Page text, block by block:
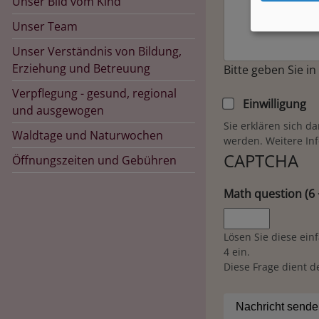
Unser Team
Unser Verständnis von Bildung,
Erziehung und Betreuung
Verpflegung - gesund, regional
und ausgewogen
Waldtage und Naturwochen
Öffnungszeiten und Gebühren
Bitte geben Sie
Einwilligung
Sie erklären sich
werden. Weitere
CAPTCHA
Math question (6
Lösen Sie diese
4 ein.
Diese Frage dient